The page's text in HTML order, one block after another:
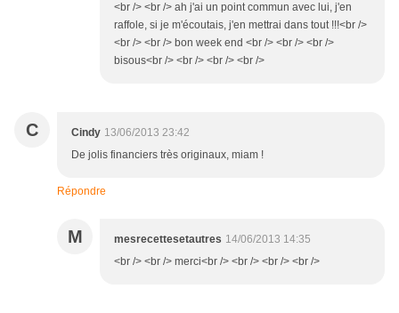
<br /> <br /> ah j'ai un point commun avec lui, j'en
raffole, si je m'écoutais, j'en mettrai dans tout !!!<br />
<br /> <br /> bon week end <br /> <br /> <br />
bisous<br /> <br /> <br /> <br />
C Cindy 13/06/2013 23:42
De jolis financiers très originaux, miam !
Répondre
M mesrecettesetautres 14/06/2013 14:35
<br /> <br /> merci<br /> <br /> <br /> <br />